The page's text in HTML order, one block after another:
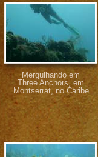
Mergulhando em
Three Anchors, em
Montserrat, no Caribe